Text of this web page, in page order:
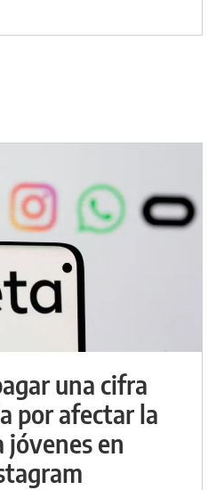
una cifra
por afectar la
jóvenes en